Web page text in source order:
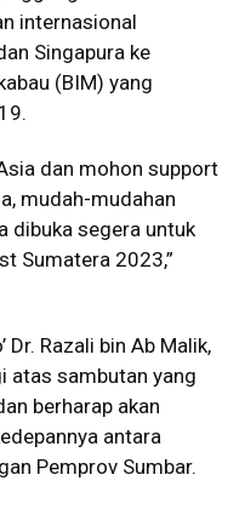
internasional
Singapura ke
(BIM) yang
dan mohon support
mudah-mudahan
dibuka segera untuk
Sumatera 2023,”
Dr. Razali bin Ab Malik,
atas sambutan yang
berharap akan
antara
Pemprov Sumbar.